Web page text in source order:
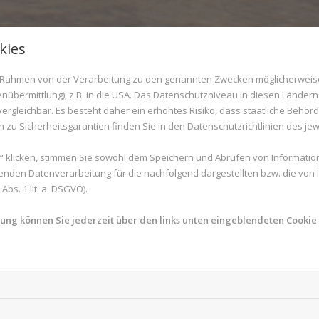
Geschichte
Geschichte - Apotheke
von der Verarbeitung zu den genannten Zwecken
z.B. in die USA. Das Datenschutzniveau in diesen
Es besteht daher ein erhöhtes Risiko, dass staatliche
zu Sicherheitsgarantien finden Sie in den Datenschutzrichtlinien des
klicken, stimmen Sie sowohl dem Speichern und Abrufen von
Datenverarbeitung für die nachfolgend dargestellten bzw. die
1 lit. a. DSGVO).
können Sie jederzeit über den links unten eingeblendeten